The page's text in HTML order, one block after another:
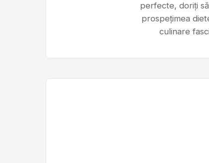
perfecte, doriți
prospețimea
culinare